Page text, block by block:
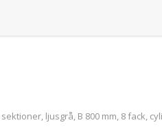
ljusgrå, B 800 mm, 8 fack,